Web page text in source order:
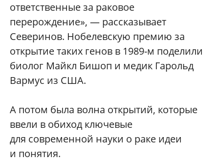
ответственные за раковое
перерождение», — рассказывает
Северинов. Нобелевскую премию за
открытие таких генов в 1989-м поделили
биолог Майкл Бишоп и медик Гарольд
Вармус из США.
А потом была волна открытий, которые
ввели в обиход ключевые
для современной науки о раке идеи
и понятия.